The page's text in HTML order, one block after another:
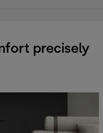
precisely